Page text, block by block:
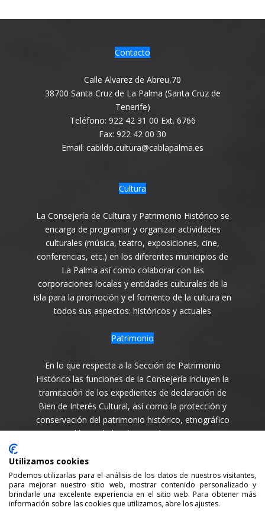
Contacto
Calle Alvarez de Abreu,70
38700 Santa Cruz de La Palma (Santa Cruz de
Tenerife)
Teléfono: 922 42 31 00 Ext. 6766
Fax: 922 42 00 30
Email: cabildo.cultura@cablapalma.es
Cultura
La Consejería de Cultura y Patrimonio Histórico se
encarga de programar y organizar actividades
culturales (música, teatro, exposiciones, cine,
conferencias, etc.) en los diferentes municipios de
La Palma así como colaborar con las
corporaciones locales y entidades culturales de la
isla para la promoción y el fomento de la cultura en
todos sus aspectos: históricos y actuales
Patrimonio
En lo que respecta a la Sección de Patrimonio
Histórico las funciones de la Consejería incluyen la
tramitación de los expedientes de declaración de
Bien de Interés Cultural, así como la protección y
conservación del patrimonio histórico, etnográfico
y arqueológico de la Isla en todas sus variantes.
Utilizamos cookies
Podemos utilizarlas para el análisis de los datos de nuestros visitantes,
para mejorar nuestro sitio web, mostrar contenido personalizado y
brindarle una excelente experiencia en el sitio web. Para obtener más
información sobre las cookies que utilizamos, abre los ajustes.